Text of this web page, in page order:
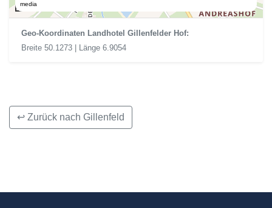
300 m
media
Geo-Koordinaten Landhotel Gillenfelder Hof:
Breite 50.1273 | Länge 6.9054
↩ Zurück nach Gillenfeld